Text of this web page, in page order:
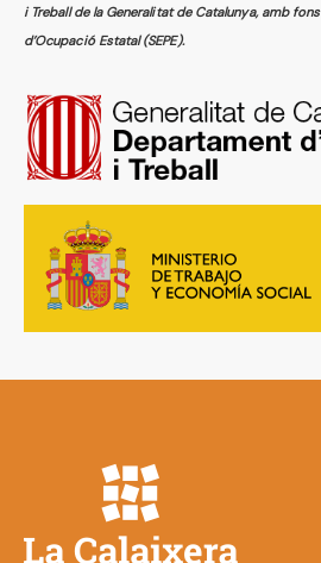
i Treball de la Generalitat de Catalunya, amb
d’Ocupació Estatal (SEPE).